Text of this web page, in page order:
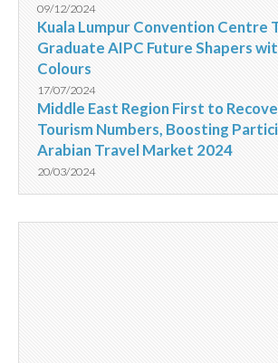
09/12/2024
Kuala Lumpur Convention Centre
Graduate AIPC Future Shapers
Colours
17/07/2024
Middle East Region First to
Tourism Numbers, Boosting
Arabian Travel Market 2024
20/03/2024